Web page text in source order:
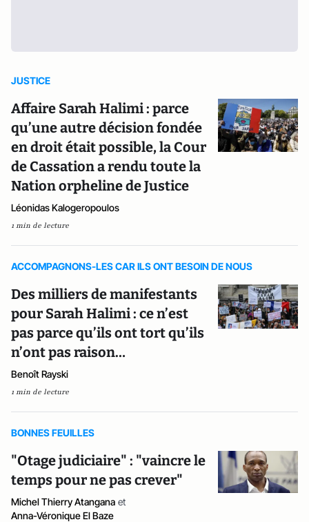
JUSTICE
Affaire Sarah Halimi : parce
qu’une autre décision fondée
en droit était possible, la Cour
de Cassation a rendu toute la
Nation orpheline de Justice
Léonidas Kalogeropoulos
1 min de lecture
ACCOMPAGNONS-LES CAR ILS ONT BESOIN DE NOUS
Des milliers de manifestants
pour Sarah Halimi : ce n’est
pas parce qu’ils ont tort qu’ils
n’ont pas raison…
Benoît Rayski
1 min de lecture
BONNES FEUILLES
"Otage judiciaire" : "vaincre le
temps pour ne pas crever"
Michel Thierry Atangana et
Anna-Véronique El Baze